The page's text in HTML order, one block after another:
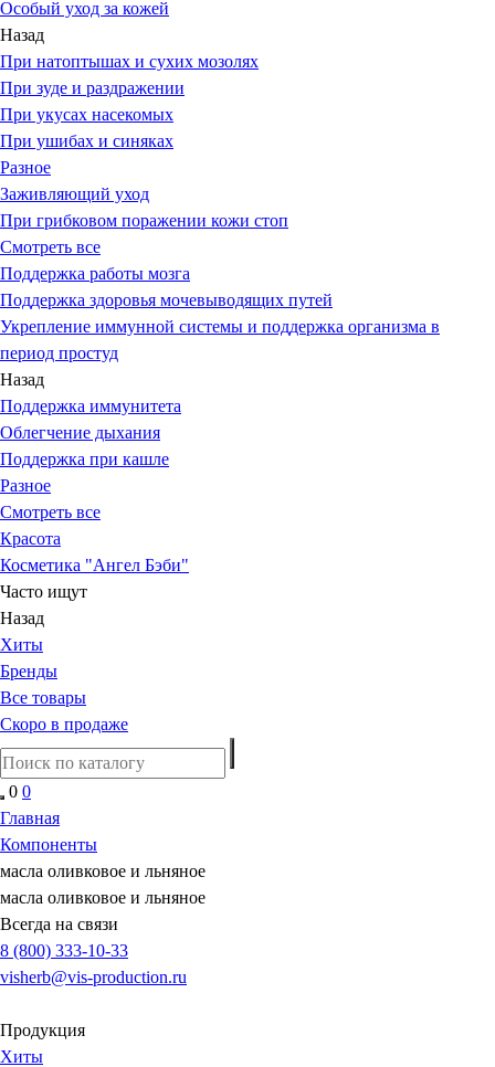
Особый уход за кожей
Назад
При натоптышах и сухих мозолях
При зуде и раздражении
При укусах насекомых
При ушибах и синяках
Разное
Заживляющий уход
При грибковом поражении кожи стоп
Смотреть все
Поддержка работы мозга
Поддержка здоровья мочевыводящих путей
Укрепление иммунной системы и поддержка организма в
период простуд
Назад
Поддержка иммунитета
Облегчение дыхания
Поддержка при кашле
Разное
Смотреть все
Красота
Косметика "Ангел Бэби"
Часто ищут
Назад
Хиты
Бренды
Все товары
Скоро в продаже
0 0
Главная
Компоненты
масла оливковое и льняное
масла оливковое и льняное
Всегда на связи
8 (800) 333-10-33
visherb@vis-production.ru
Продукция
Хиты